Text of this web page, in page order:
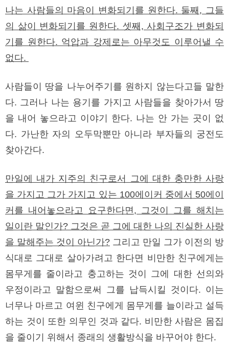
나는 사람들의 마음이 변화되기를 원한다. 둘째, 그들
의 삶이 변화되기를 원한다. 셋째, 사회구조가 변화되
기를 원한다. 억압과 강제로는 아무것도 이루어낼 수
없다.
사람들이 땅을 나누어주기를 원하지 않는다고들 말한
다. 그러나 나는 용기를 가지고 사람들을 찾아가서 땅
을 내어 놓으라고 이야기 한다. 나는 안 가는 곳이 없
다. 가난한 자의 오두막뿐만 아니라 부자들의 궁전도
찾아간다.
만일에 내가 지주의 친구로서 그에 대한 충만한 사랑
을 가지고 그가 가지고 있는 100에이커 중에서 50에이
커를 내어놓으라고 요구한다면, 그것이 그를 해치는
일이란 말인가? 그것은 곧 그에 대한 나의 진실한 사랑
을 말해주는 것이 아닌가? 그리고 만일 그가 이전의 방
식대로 그대로 살아가려고 한다면 비만한 친구에게는
몸무게를 줄이라고 충고하는 것이 그에 대한 선의와
우정이라고 말함으로써 그를 납득시킬 것이다. 이는
너무나 마르고 여윈 친구에게 몸무게를 늘이라고 설득
하는 것이 또한 의무인 것과 같다. 비만한 사람은 몸집
을 줄이기 위해서 종래의 생활방식을 바꾸어야 한다.